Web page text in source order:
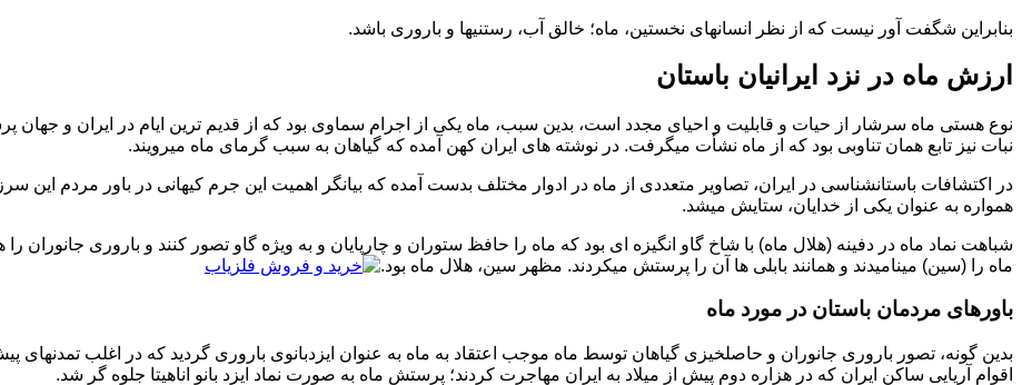
بنابراین شگفت آور نیست که از نظر انسانهای نخستین، ماه؛ خالق آب، رستنیها و باروری باشد.
ارزش ماه در نزد ایرانیان باستان
نوع هستی ماه سرشار از حیات و قابلیت و احیای مجدد است، بدین سبب، ماه یکی از اجرام سماوی بود که از قدیم ترین ایام در ایران و جهان
نبات نیز تابع همان تناوبی بود که از ماه نشأت میگرفت. در نوشته های ایران کهن آمده که گیاهان به سبب گرمای ماه میرویند.
در اکتشافات باستانشناسی در ایران، تصاویر متعددی از ماه در ادوار مختلف بدست آمده که بیانگر اهمیت این جرم کیهانی در باور مردم
همواره به عنوان یکی از خدایان، ستایش میشد.
شباهت نماد ماه در دفینه (هلال ماه) با شاخ گاو انگیزه ای بود که ماه را حافظ ستوران و چارپایان و به ویژه گاو تصور کنند و باروری جانوران را
ماه را (سین) مینامیدند و همانند بابلی ها آن را پرستش میکردند. مظهر سین، هلال ماه بود.
باورهای مردمان باستان در مورد ماه
بدین گونه، تصور باروری جانوران و حاصلخیزی گیاهان توسط ماه موجب اعتقاد به ماه به عنوان ایزدبانوی باروری گردید که در اغلب تمدنهای
اقوام آریایی ساکن ایران که در هزاره دوم پیش از میلاد به ایران مهاجرت کردند؛ پرستش ماه به صورت نماد ایزد بانو اناهیتا جلوه گر شد.